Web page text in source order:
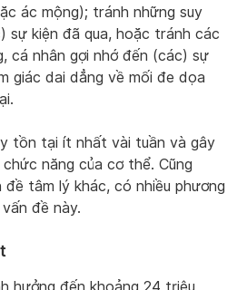
ác mộng); tránh những suy
sự kiện đã qua, hoặc tránh các
cá nhân gợi nhớ đến (các) sự
giác dai dẳng về mối đe dọa
tồn tại ít nhất vài tuần và gây
năng của cơ thể. Cũng
tâm lý khác, có nhiều phương
đề này.